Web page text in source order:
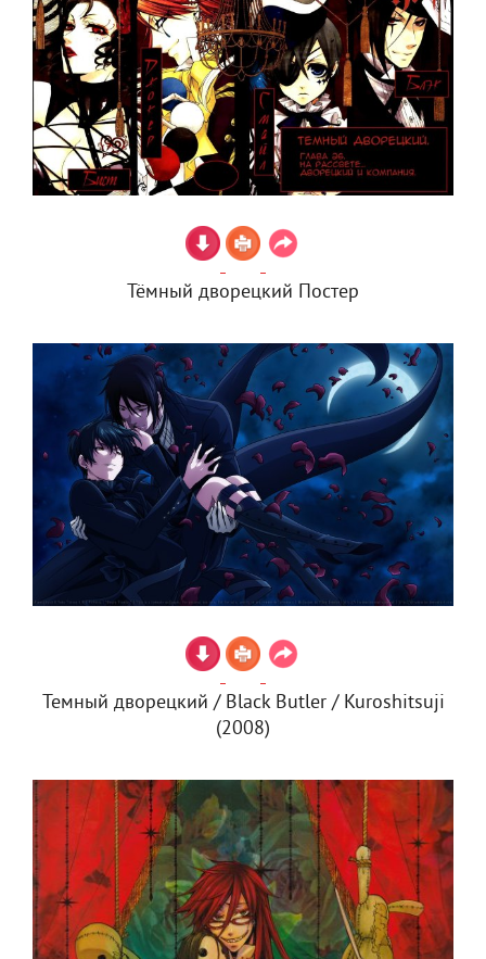
Тёмный дворецкий Постер
Темный дворецкий / Black Butler / Kuroshitsuji
(2008)